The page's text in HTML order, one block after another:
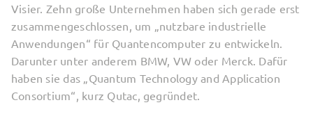
Visier. Zehn große Unternehmen haben sich gerade erst
zusammengeschlossen, um „nutzbare industrielle
Anwendungen“ für Quantencomputer zu entwickeln.
Darunter unter anderem BMW, VW oder Merck. Dafür
haben sie das „Quantum Technology and Application
Consortium“, kurz Qutac, gegründet.